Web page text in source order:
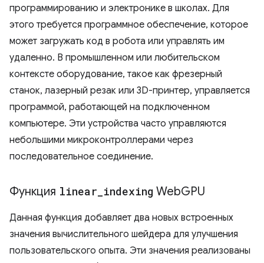
программированию и электронике в школах. Для
этого требуется программное обеспечение, которое
может загружать код в робота или управлять им
удаленно. В промышленном или любительском
контексте оборудование, такое как фрезерный
станок, лазерный резак или 3D-принтер, управляется
программой, работающей на подключенном
компьютере. Эти устройства часто управляются
небольшими микроконтроллерами через
последовательное соединение.
Функция linear indexing WebGPU
Данная функция добавляет два новых встроенных
значения вычислительного шейдера для улучшения
пользовательского опыта. Эти значения реализованы